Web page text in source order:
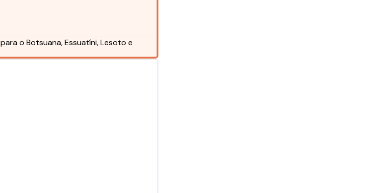
para o Botsuana, Essuatíni, Lesoto e